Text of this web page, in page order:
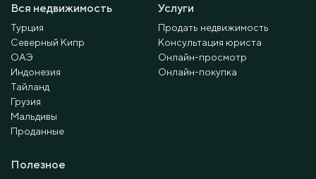
Вся недвижимость
Турция
Северный Кипр
ОАЭ
Индонезия
Тайланд
Грузия
Мальдивы
Проданные
Услуги
Продать недвижимость
Консультация юриста
Онлайн-просмотр
Онлайн-покупка
Полезное